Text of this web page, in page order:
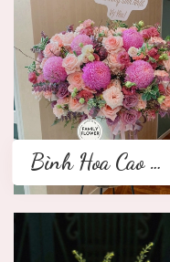
Bình Hoa Cao Cấp